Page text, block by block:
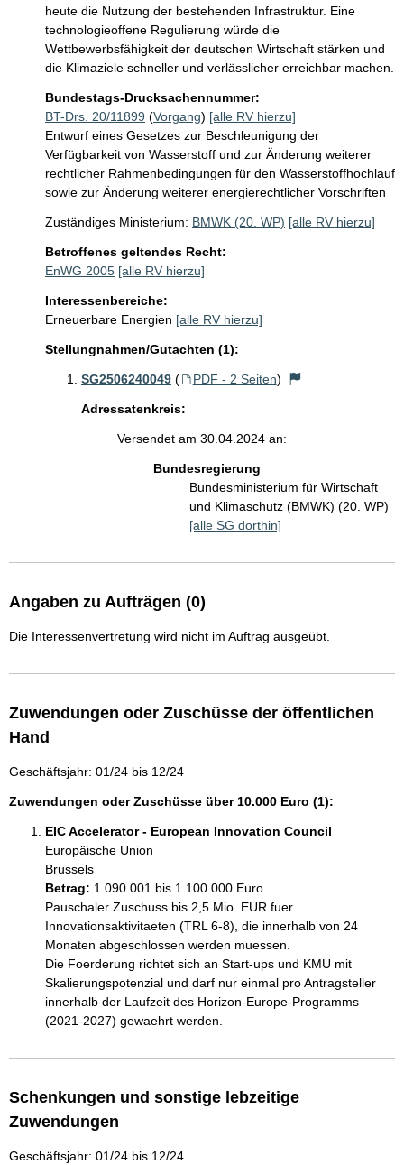
heute die Nutzung der bestehenden Infrastruktur. Eine
technologieoffene Regulierung würde die
Wettbewerbsfähigkeit der deutschen Wirtschaft stärken und
die Klimaziele schneller und verlässlicher erreichbar machen.
Bundestags-Drucksachennummer:
BT-Drs. 20/11899 (Vorgang) [alle RV hierzu]
Entwurf eines Gesetzes zur Beschleunigung der
Verfügbarkeit von Wasserstoff und zur Änderung weiterer
rechtlicher Rahmenbedingungen für den Wasserstoffhochlauf
sowie zur Änderung weiterer energierechtlicher Vorschriften
Zuständiges Ministerium: BMWK (20. WP) [alle RV hierzu]
Betroffenes geltendes Recht:
EnWG 2005 [alle RV hierzu]
Interessenbereiche:
Erneuerbare Energien [alle RV hierzu]
Stellungnahmen/Gutachten (1):
SG2506240049 ( PDF - 2 Seiten)
Adressatenkreis:
Versendet am 30.04.2024 an:
Bundesregierung
Bundesministerium für Wirtschaft
und Klimaschutz (BMWK) (20. WP)
[alle SG dorthin]
Angaben zu Aufträgen (0)
Die Interessenvertretung wird nicht im Auftrag ausgeübt.
Zuwendungen oder Zuschüsse der öffentlichen
Hand
Geschäftsjahr: 01/24 bis 12/24
Zuwendungen oder Zuschüsse über 10.000 Euro (1):
EIC Accelerator - European Innovation Council
Europäische Union
Brussels
Betrag: 1.090.001 bis 1.100.000 Euro
Pauschaler Zuschuss bis 2,5 Mio. EUR fuer
Innovationsaktivitaeten (TRL 6-8), die innerhalb von 24
Monaten abgeschlossen werden muessen.
Die Foerderung richtet sich an Start-ups und KMU mit
Skalierungspotenzial und darf nur einmal pro Antragsteller
innerhalb der Laufzeit des Horizon-Europe-Programms
(2021-2027) gewaehrt werden.
Schenkungen und sonstige lebzeitige
Zuwendungen
Geschäftsjahr: 01/24 bis 12/24